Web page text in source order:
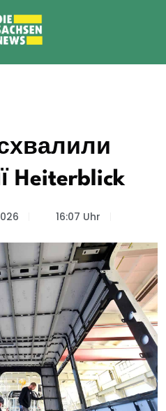
Heiterblick
16:07 Uhr